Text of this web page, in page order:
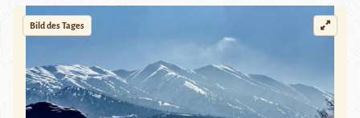
Bild des Tages